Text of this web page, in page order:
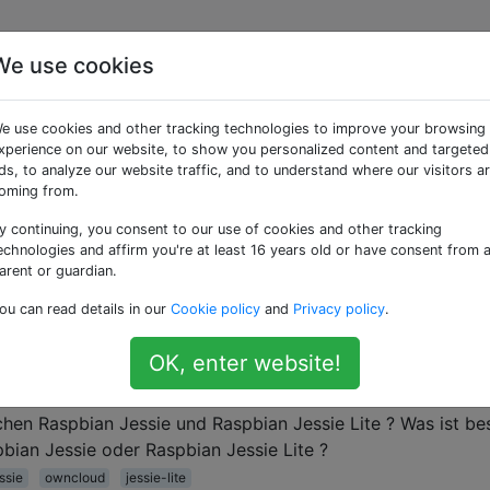
Fragen
Dauerbetrieb rund um die Uhr geeignet?
betreiben, um eine grundlegende Automatisierung und
(z. B. Generieren von Netzstatistiken, Hochladen auf
Batch-Jobs, die möglicherweise entstehen. Ist der
konzipiert wurde, immer noch ein guter Kandidat
…
Jessie und Raspbian Jessie Lite
Raspbian Jessie und Raspbian Jessie Lite ? Was ist
Jessie oder Raspbian Jessie Lite ?
owncloud jessie-lite
use cookies
use cookies and other tracking technologies to improve your browsing
on our website, to show you personalized content and targeted
to analyze our website traffic, and to understand where our visitors
from.
continuing, you consent to our use of cookies and other tracking
and affirm you're at least 16 years old or have consent from a
or guardian.
can read details in our Cookie policy and Privacy policy.
OK, enter website!